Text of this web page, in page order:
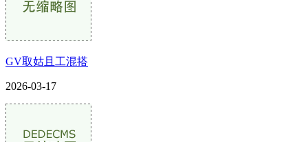
GV取姑且工混搭
2026-03-17